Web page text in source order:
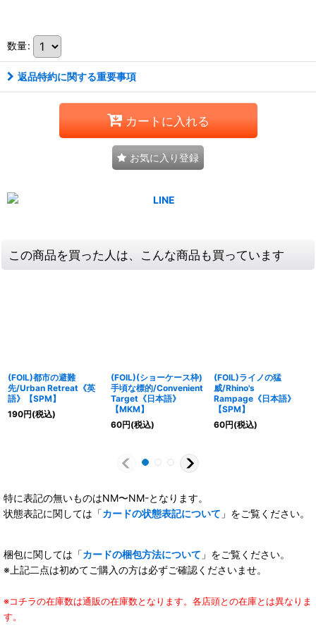
数量:
返品特約に関する重要事項
カートに入れる
お気に入り登録
この商品を買った人は、こんな商品も買っています
(FOIL)都市の避難
先/Urban Retreat《英
語》【SPM】
190円(税込)
(FOIL)(ショーケース枠)
手頃な標的/Convenient
Target《日本語》
【MKM】
60円(税込)
(FOIL)ライノの猛
威/Rhino's
Rampage《日本語》
【SPM】
60円(税込)
特に表記の無いものはNM〜NM-となります。
状態表記に関しては「カードの状態表記について 」をご覧ください。
梱包に関しては「カードの梱包方法について 」をご覧ください。
※上記二点は初めてご購入の方は必ずご確認くださいませ。
※コチラの在庫数は通販の在庫数となります。各店頭との在庫とは異なりま
す。